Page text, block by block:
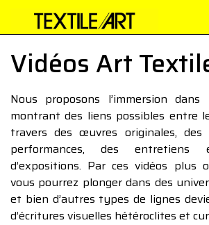
Vidéos Art
Nous proposons l’immersion
montrant des liens possibles entre
travers des œuvres originales, des
performances, des
d’expositions. Par ces vidéos plus
vous pourrez plonger dans des
et bien d’autres types de lignes
d’écritures visuelles hétéroclites et